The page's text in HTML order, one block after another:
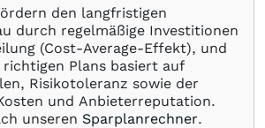
den langfristigen
durch regelmäßige Investitionen
(Cost-Average-Effekt), und
richtigen Plans basiert auf
Risikotoleranz sowie der
und Anbieterreputation.
unseren Sparplanrechner.